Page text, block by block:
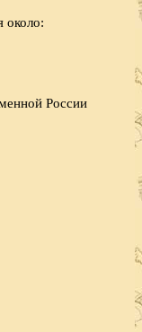
около:
России